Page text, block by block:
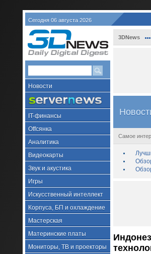
Сегодня 06 августа 2026
Новости
IT-финансы
Offсянка
Аналитика
Видеокарты
Звук и акустика
Игры
Искусственный интеллект
Корпуса, БП и охлаждение
Мастерская
Материнские платы
Мониторы, ТВ и проекторы
3DNews
Самое